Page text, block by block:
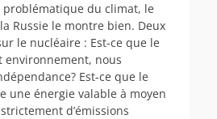
du climat, le
Russie le montre bien. Deux
le nucléaire : Est-ce que le
environnement, nous
Est-ce que le
une énergie valable à moyen
d’émissions